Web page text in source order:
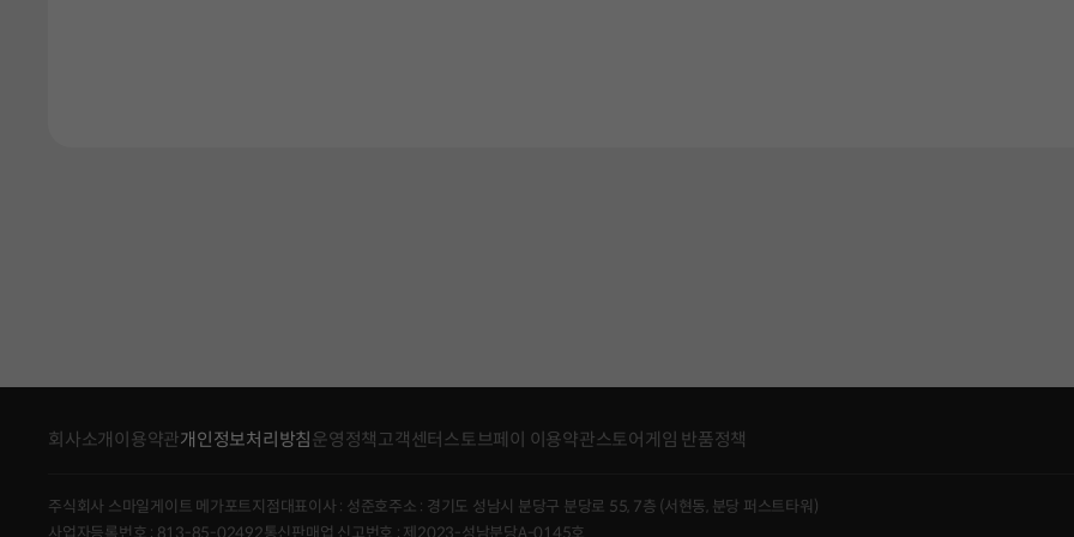
회사소개이용약관개인정보처리방침 운영정책고객센터스토브페이 이용약관스토어게임 반품정책
주식회사 스마일게이트 메가포트지점대표이사 : 성준호주소 : 경기도 성남시 분당구 분당로 55, 7층 (서현동, 분당 퍼스트타워)
사업자등록번호 : 813-85-02492통신판매업 신고번호 : 제2023-성남분당A-0145호